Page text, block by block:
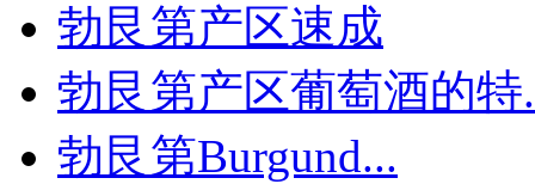
勃艮第产区速成
勃艮第产区葡萄酒的特
勃艮第Burgund...